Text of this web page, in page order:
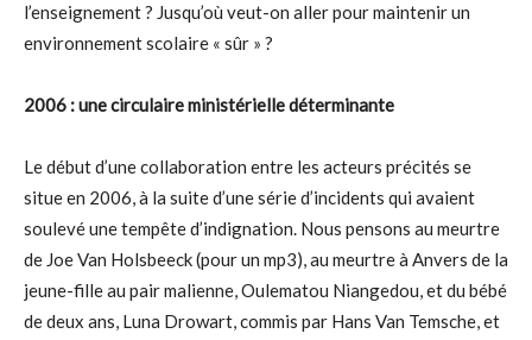
l’enseignement ? Jusqu’où veut-on aller pour maintenir un
environnement scolaire « sûr » ?
2006 : une circulaire ministérielle déterminante
Le début d’une collaboration entre les acteurs précités se
situe en 2006, à la suite d’une série d’incidents qui avaient
soulevé une tempête d’indignation. Nous pensons au meurtre
de Joe Van Holsbeeck (pour un mp3), au meurtre à Anvers de la
jeune-fille au pair malienne, Oulematou Niangedou, et du bébé
de deux ans, Luna Drowart, commis par Hans Van Temsche, et